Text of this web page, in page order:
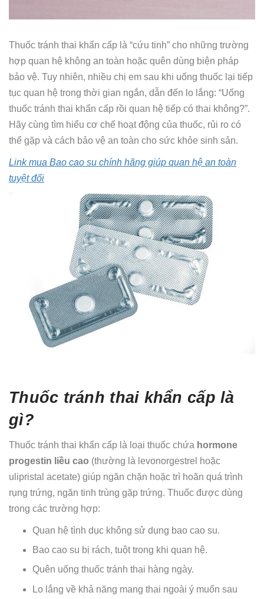
Thuốc tránh thai khẩn cấp là “cứu tinh” cho những trường
hợp quan hệ không an toàn hoặc quên dùng biện pháp
bảo vệ. Tuy nhiên, nhiều chị em sau khi uống thuốc lại tiếp
tục quan hệ trong thời gian ngắn, dẫn đến lo lắng: “Uống
thuốc tránh thai khẩn cấp rồi quan hệ tiếp có thai không?”.
Hãy cùng tìm hiểu cơ chế hoạt động của thuốc, rủi ro có
thể gặp và cách bảo vệ an toàn cho sức khỏe sinh sản.
Link mua Bao cao su chính hãng giúp quan hệ an toàn
tuyệt đối
Thuốc tránh thai khẩn cấp là
gì?
Thuốc tránh thai khẩn cấp là loại thuốc chứa hormone
progestin liều cao (thường là levonorgestrel hoặc
ulipristal acetate) giúp ngăn chặn hoặc trì hoãn quá trình
rụng trứng, ngăn tinh trùng gặp trứng. Thuốc được dùng
trong các trường hợp:
Quan hệ tình dục không sử dụng bao cao su.
Bao cao su bị rách, tuột trong khi quan hệ.
Quên uống thuốc tránh thai hàng ngày.
Lo lắng về khả năng mang thai ngoài ý muốn sau